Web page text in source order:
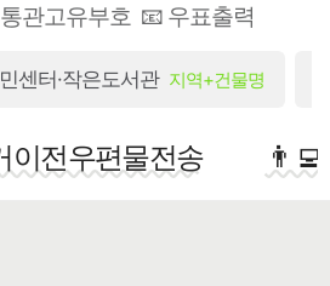
관고유부호 📧 우표출력
센터·작은도서관 지역+건물명
이전우편물전송